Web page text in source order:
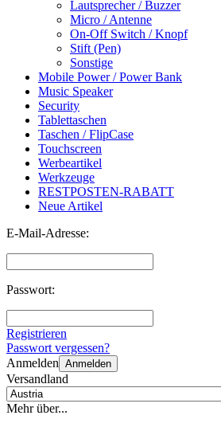
Lautsprecher / Buzzer
Micro / Antenne
On-Off Switch / Knopf
Stift (Pen)
Sonstige
Mobile Power / Power Bank
Music Speaker
Security
Tablettaschen
Taschen / FlipCase
Touchscreen
Werbeartikel
Werkzeuge
RESTPOSTEN-RABATT
Neue Artikel
E-Mail-Adresse:
Passwort:
Registrieren
Passwort vergessen?
Anmelden Anmelden
Versandland
Mehr über...